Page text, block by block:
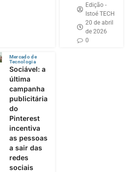
Edição -
Istoé TECH
20 de abril
de 2026
0
Mercado de
Tecnologia
Sociável: a
última
campanha
publicitária
do
Pinterest
incentiva
as pessoas
a sair das
redes
sociais